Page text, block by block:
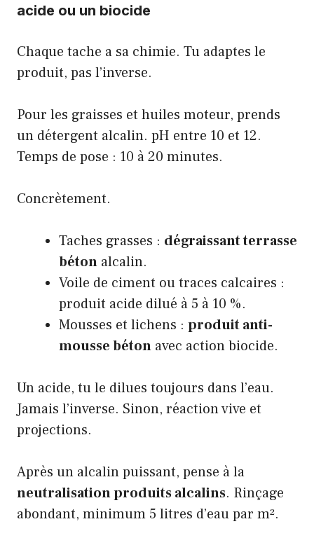
acide ou un biocide
Chaque tache a sa chimie. Tu adaptes le
produit, pas l’inverse.
Pour les graisses et huiles moteur, prends
un détergent alcalin. pH entre 10 et 12.
Temps de pose : 10 à 20 minutes.
Concrètement.
Taches grasses : dégraissant terrasse
béton alcalin.
Voile de ciment ou traces calcaires :
produit acide dilué à 5 à 10 %.
Mousses et lichens : produit anti-
mousse béton avec action biocide.
Un acide, tu le dilues toujours dans l’eau.
Jamais l’inverse. Sinon, réaction vive et
projections.
Après un alcalin puissant, pense à la
neutralisation produits alcalins. Rinçage
abondant, minimum 5 litres d’eau par m².